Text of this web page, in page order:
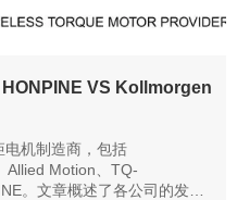
VS Kollmorgen
机制造商，包括
Allied Motion、TQ-
。文章概述了各公司的发展